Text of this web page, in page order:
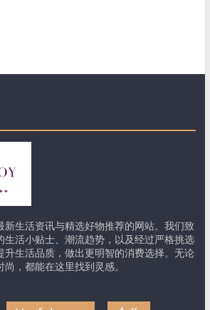
新生活资讯与精选好物推荐的网站。我们致
生活小贴士、潮流趋势，以及经过严格挑选
升生活品质，做出更明智的消费选择。无论
，都能在这里找到灵感。